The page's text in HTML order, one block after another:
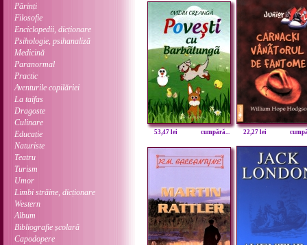
Părinți
Filosofie
Enciclopedii, dicționare
Psihologie, psihanaliză
Medicină
Paranormal
Practic
Aventurile copilăriei
La taifas
Dragoste
Culinare
Educație
Naturiste
Teatru
Turism
Umor
Limbi străine, dicționare
Western
Album
Bibliografie școlară
Capodopere
53,47 lei cumpără... 22,27 lei